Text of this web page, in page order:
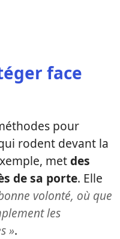
face
pour
rodent devant la
metdes
de sa porte. Elle
volonté, où que
les
».